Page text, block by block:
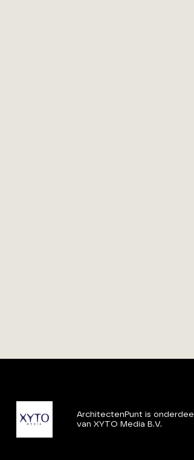
ArchitectenPunt is onderdeel
van XYTO Media B.V.